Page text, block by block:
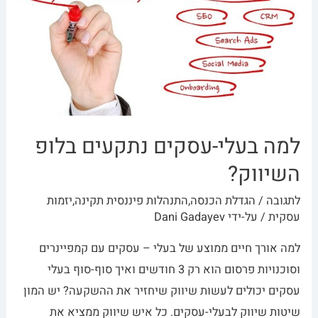
למה בעלי-עסקים נתקעים בלופ
השיווק?
לתגובה / הגדלת הכנסה,התנהלות פיננסית תקינה,יזמות
עסקית / על-ידיDani Gadayev
למה אורך חיים ממוצע של בעלי – עסקים עם קמפיינרים
וסוכנויות פרסום הוא רק 3 חודשים ואיך סוף-סוף בעלי
עסקים יכולים לעשות שיווק שיחזיר את ההשקעה? יש המון
שיטות שיווק לבעלי-עסקים. כל איש שיווק ממציא את